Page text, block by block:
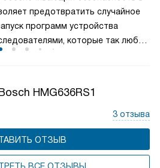
предотвратить случайное
программ устройства
которые так любят
HMG636RS1
3 отзыва
ОТЗЫВ